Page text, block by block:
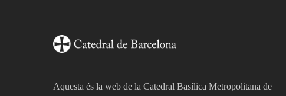
Aquesta és la web de la Catedral Basílica Metropolitana de